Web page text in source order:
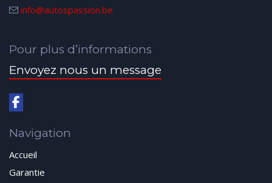
info@autospassion.be
Pour plus d’informations
Envoyez nous un message
Navigation
Accueil
Garantie